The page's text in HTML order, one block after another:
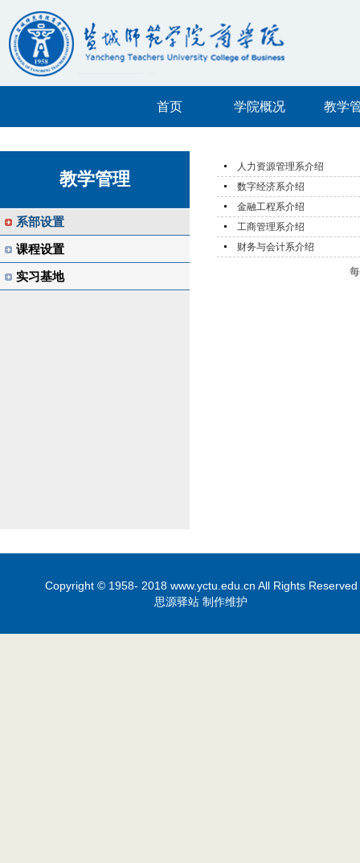
首页 学院概况 教学
教学管理
系部设置
课程设置
实习基地
人力资源管理系介绍
数字经济系介绍
金融工程系介绍
工商管理系介绍
财务与会计系介绍
Copyright © 1958- 2018 www.yctu.edu.cn All Rights Reserved
思源驿站 制作维护